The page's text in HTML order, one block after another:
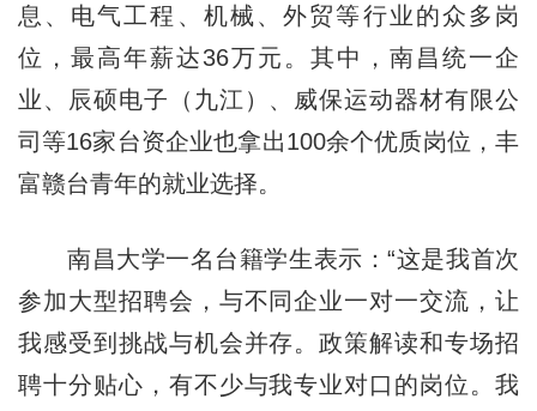
息、电气工程、机械、外贸等行业的众多岗
位，最高年薪达36万元。其中，南昌统一企
业、辰硕电子（九江）、威保运动器材有限公
司等16家台资企业也拿出100余个优质岗位，丰
富赣台青年的就业选择。
南昌大学一名台籍学生表示：“这是我首次
参加大型招聘会，与不同企业一对一交流，让
我感受到挑战与机会并存。政策解读和专场招
聘十分贴心，有不少与我专业对口的岗位。我